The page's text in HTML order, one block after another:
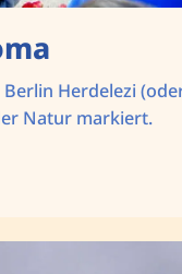
Herdelezi
Natur markiert.